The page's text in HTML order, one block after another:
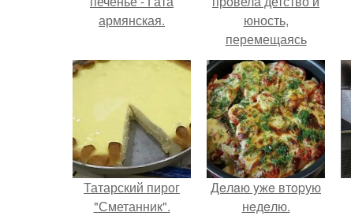
армянская.
юность,
перемещаясь
между двумя
совершенно
разными
культурами -
Аргентиной и
Великобританией.
Татарский пирог
"Сметанник".
Дeлaю yжe втopую
нeдeлю.